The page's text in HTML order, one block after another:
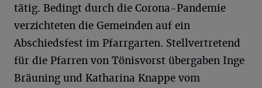
tätig. Bedingt durch die Corona-Pandemie
verzichteten die Gemeinden auf ein
Abschiedsfest im Pfarrgarten. Stellvertretend
für die Pfarren von Tönisvorst übergaben Inge
Bräuning und Katharina Knappe vom